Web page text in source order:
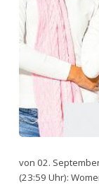
von 02.
(23:59 Uhr):